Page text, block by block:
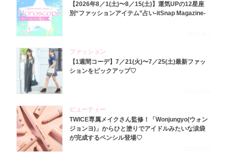
【2026年8／1(土)〜8／15(土)】運気UPの12星座
別“ファッションアイテム”占い-itSnap Magazine-
ファッション
【1週間コーデ】7／21(火)〜7／25(土)最新ファッ
ションをピックアップ♡
ビューティー
TWICE専属メイクさん監修！「Wonjungyo(ウォン
ジョンヨ)」からひと塗りでアイドルみたいな涙袋
が完成するペンシル登場♡